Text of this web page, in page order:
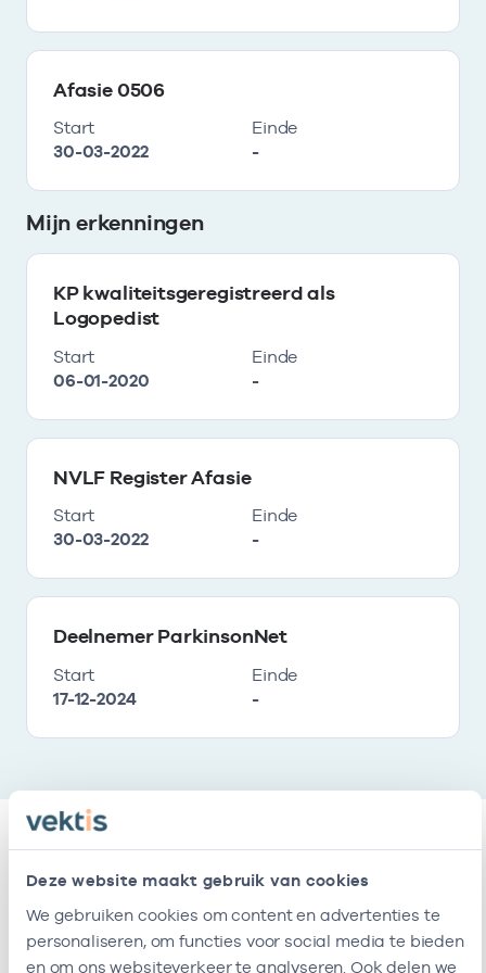
Deze website maakt gebruik van cookies
We gebruiken cookies om content en advertenties te
personaliseren, om functies voor social media te bieden
en om ons websiteverkeer te analyseren. Ook delen we
Afasie 0506
Start
30-03-2022
Einde
-
Mijn erkenningen
KP kwaliteitsgeregistreerd als
Logopedist
Start
06-01-2020
Einde
-
NVLF Register Afasie
Start
30-03-2022
Einde
-
Deelnemer ParkinsonNet
Start
17-12-2024
Einde
-
Relaties
Ik ben werkzaam bij de volgende vestigingen